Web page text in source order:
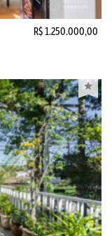
R$ 1.250.000,00